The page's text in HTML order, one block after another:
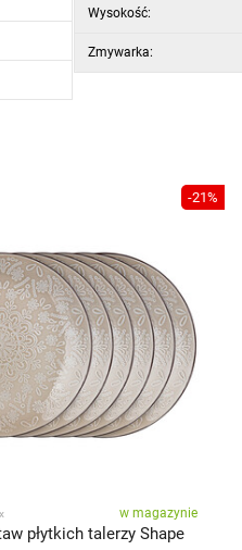
Wysokość:
Zmywarka:
-21%
w magazynie
płytkich talerzy Shape